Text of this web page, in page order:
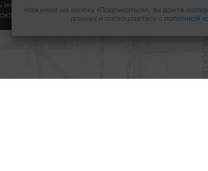
наших
Нажимая на кнопку «Подписаться», вы даете
данных и соглашаетесь c политикой